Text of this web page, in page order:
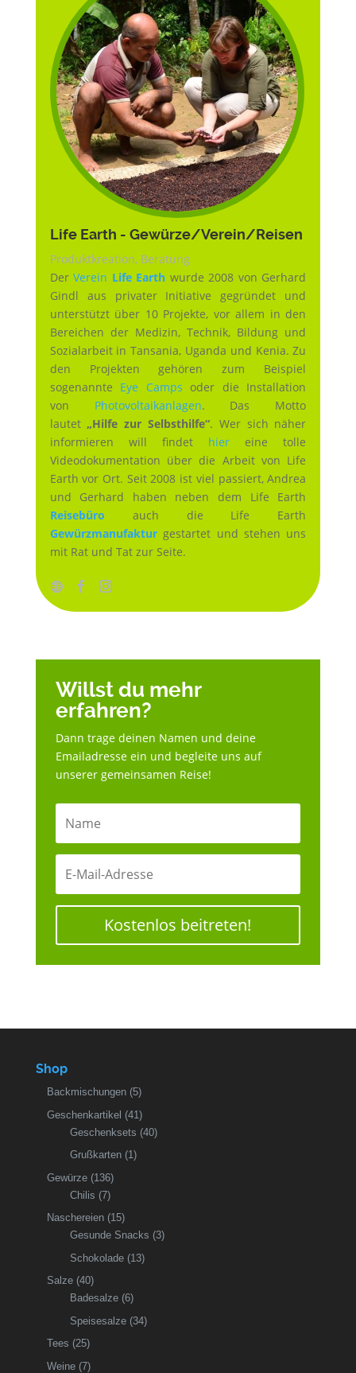
Life Earth - Gewürze/Verein/Reisen
Produktkreation, Beratung
DerVerein Life Earth wurde 2008 von Gerhard
Gindl aus privater Initiative gegründet und
unterstützt über 10 Projekte, vor allem in den
Bereichen der Medizin, Technik, Bildung und
Sozialarbeit in Tansania, Uganda und Kenia. Zu
den Projekten gehören zum Beispiel
sogenannte Eye Camps oder die Installation
von Photovoltaikanlagen. Das Motto
lautet „Hilfe zur Selbsthilfe“. Wer sich näher
informieren will findet hier eine tolle
Videodokumentation über die Arbeit von Life
Earth vor Ort. Seit 2008 ist viel passiert, Andrea
und Gerhard haben neben dem Life Earth
Reisebüro
auch die Life Earth
Gewürzmanufaktur gestartet und stehen uns
mit Rat und Tat zur Seite.
Willst du mehr
erfahren?
Dann trage deinen Namen und deine
Emailadresse ein und begleite uns auf
unserer gemeinsamen Reise!
Kostenlos beitreten!
Shop
Backmischungen (5)
Geschenkartikel (41)
Geschenksets (40)
Grußkarten (1)
Gewürze (136)
Chilis (7)
Naschereien (15)
Gesunde Snacks (3)
Schokolade (13)
Salze (40)
Badesalze (6)
Speisesalze (34)
Tees (25)
Weine (7)